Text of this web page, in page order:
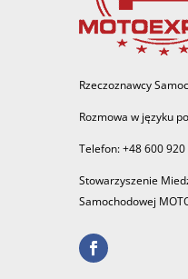
Rzeczoznawcy
Rozmowa w języku
Telefon: +48 600 920
Stowarzyszenie
Samochodowej